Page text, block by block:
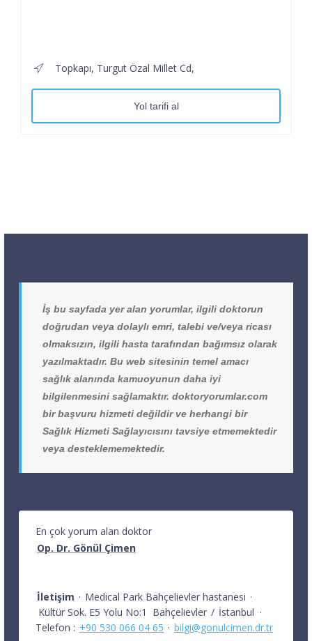
Topkapı, Turgut Özal Millet Cd,
Yol tarifi al
İş bu sayfada yer alan yorumlar, ilgili doktorun
doğrudan veya dolaylı emri, talebi ve/veya ricası
olmaksızın, ilgili hasta tarafından bağımsız olarak
yazılmaktadır. Bu web sitesinin temel amacı
sağlık alanında kamuoyunun daha iyi
bilgilenmesini sağlamaktır. doktoryorumlar.com
bir başvuru hizmeti değildir ve herhangi bir
Sağlık Hizmeti Sağlayıcısını tavsiye etmemektedir
veya desteklememektedir.
En çok yorum alan doktor
Op. Dr. Gönül Çimen
İletişim · Medical Park Bahçelievler hastanesi ·
Kültür Sok. E5 Yolu No:1
Bahçelievler / İstanbul ·
Telefon : +90 530 066 04 65 · bilgi@gonulcimen.dr.tr